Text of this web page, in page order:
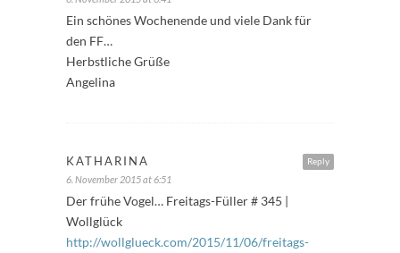
Ein schönes Wochenende und viele Dank für
den FF…
Herbstliche Grüße
Angelina
Reply
KATHARINA
6. November 2015 at 6:51
Der frühe Vogel… Freitags-Füller # 345 |
Wollglück
http://wollglueck.com/2015/11/06/freitags-